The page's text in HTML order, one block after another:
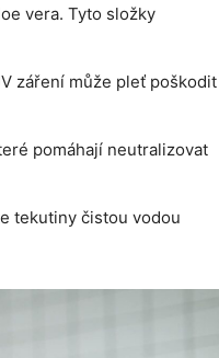
vera. Tyto složky
záření může pleť poškodit
pomáhají neutralizovat
tekutiny čistou vodou